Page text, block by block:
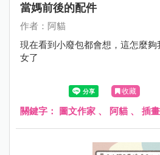
當媽前後的配件
作者：阿貓
現在看到小廢包都會想，這怎麼
女了
收藏
關鍵字： 圖文作家 、 阿貓 、 插畫